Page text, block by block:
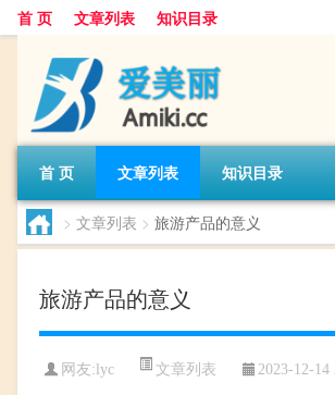
首 页 文章列表 知识目录
首 页 文章列表 知识目录
> 文章列表 > 旅游产品的意义
旅游产品的意义
网友: lyc 文章列表 2023-12-14